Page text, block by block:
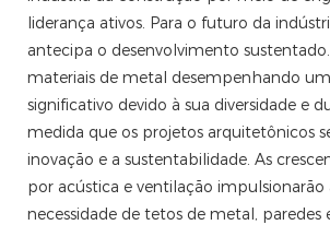
liderança ativos. Para o futuro da
antecipa o desenvolvimento
materiais de metal desempenhando
significativo devido à sua diversidade e
medida que os projetos arquitetônicos
inovação e a sustentabilidade. As
por acústica e ventilação impulsionarão
necessidade de tetos de metal, paredes